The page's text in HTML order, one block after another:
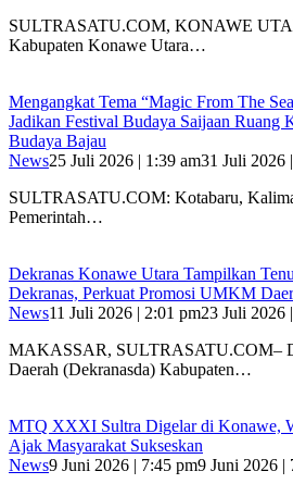
SULTRASATU.COM, KONAWE
Kabupaten Konawe Utara…
Mengangkat Tema “Magic From The
Jadikan Festival Budaya Saijaan Ruang
Budaya Bajau
News25 Juli 2026 | 1:39 am31 Juli 2026
SULTRASATU.COM: Kotabaru,
Pemerintah…
Dekranas Konawe Utara Tampilkan
Dekranas, Perkuat Promosi UMKM
News11 Juli 2026 | 2:01 pm23 Juli 2026
MAKASSAR, SULTRASATU.COM–
Daerah (Dekranasda) Kabupaten…
MTQ XXXI Sultra Digelar di Konawe,
Ajak Masyarakat Sukseskan
News9 Juni 2026 | 7:45 pm9 Juni 2026 |